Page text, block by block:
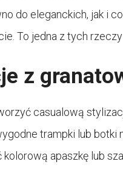
do eleganckich, jak i
To jedna z tych
z
casualową
trampki lub botki
kolorową apaszkę lub